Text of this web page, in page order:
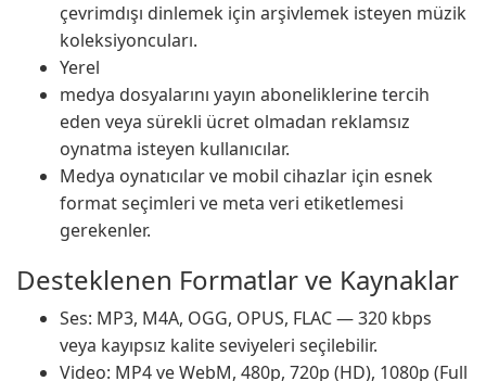
çevrimdışı dinlemek için arşivlemek isteyen müzik
koleksiyoncuları.
Yerel
medya dosyalarını yayın aboneliklerine tercih
eden veya sürekli ücret olmadan reklamsız
oynatma isteyen kullanıcılar.
Medya oynatıcılar ve mobil cihazlar için esnek
format seçimleri ve meta veri etiketlemesi
gerekenler.
Desteklenen Formatlar ve Kaynaklar
Ses: MP3, M4A, OGG, OPUS, FLAC — 320 kbps
veya kayıpsız kalite seviyeleri seçilebilir.
Video: MP4 ve WebM, 480p, 720p (HD), 1080p (Full